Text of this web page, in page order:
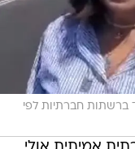
ברשתות חברתיות לפי